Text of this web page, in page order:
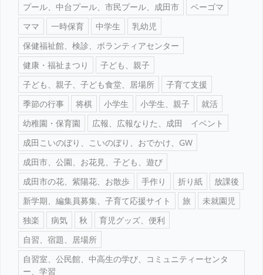
プール、中台プール、市民プール、成田市
ベーゴマ
ママ
一時保育 中学生
乳幼児
保健福祉館、検診、ボランティアセンター
健康・福祉まつり
子ども、親子
子ども、親子、子ども食堂、居場所
子育て支援
季節の行事
将棋 小学生 小学生、親子
就活
幼稚園・保育園
広報、広報なりた、成田 イベント
成田こいのぼり、こいのぼり、おでかけ、GW
成田市、公園、お花見、子ども、遊び
成田市の花、紫陽花、お散歩
手作り 折り紙
放課後
新学期、編集員募集、子育て応援サイト
旅
未就園児
独楽
病気 秋
育児グッズ、便利
自習、宿題、居場所
自習室、公民館、中高生の学び、コミュニティーセンタ
ー、学習